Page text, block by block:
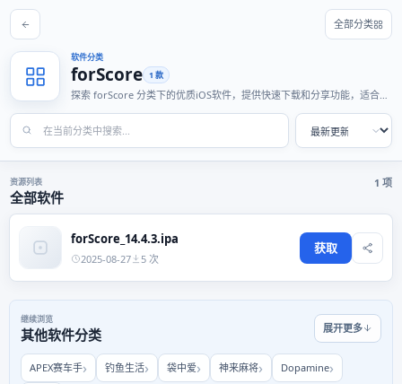
全部分类
软件分类
forScore 1 款
探索 forScore 分类下的优质iOS软件，提供快速下载和分享功能，适合各
资源列表
全部软件
1 项
forScore_14.4.3.ipa
2025-08-27 5 次
获取
继续浏览
其他软件分类 展开更多
APEX赛车手 钓鱼生活 袋中爱 神来麻将 Dopamine